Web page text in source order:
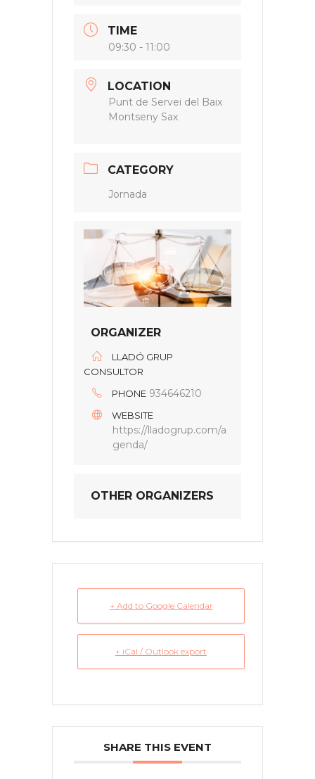
TIME
09:30 - 11:00
LOCATION
Punt de Servei del Baix
Montseny Sax
CATEGORY
Jornada
ORGANIZER
LLADÓ GRUP
CONSULTOR
PHONE 934646210
WEBSITE
https://lladogrup.com/a
genda/
OTHER ORGANIZERS
+ Add to Google Calendar
+ iCal / Outlook export
SHARE THIS EVENT